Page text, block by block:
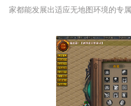
家都能发展出适应无地图环境的专属